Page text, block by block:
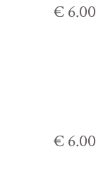
€ 6.00
€ 6.00